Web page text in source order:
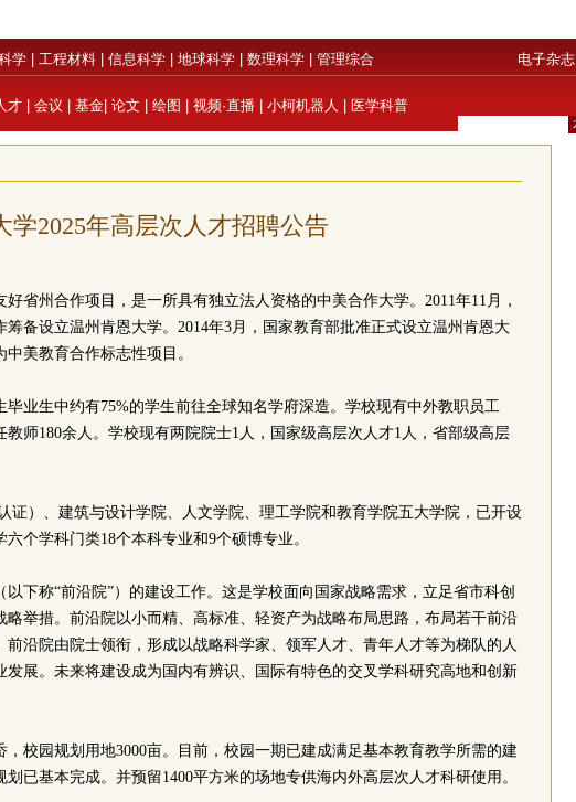
学 工程材料 信息科学 地球科学 数理科学 管理综合 电子杂志
才 会议 基金 论文 绘图 视频·直播 小柯机器人 医学科普
学2025年高层次人才招聘公告
省州合作项目，是一所具有独立法人资格的中美合作大学。2011年11月，
备设立温州肯恩大学。2014年3月，国家教育部批准正式设立温州肯恩大
美教育合作标志性项目。
毕业生中约有75%的学生前往全球知名学府深造。学校现有中外教职员工
师180余人。学校现有两院院士1人，国家级高层次人才1人，省部级高层
证）、建筑与设计学院、人文学院、理工学院和教育学院五大学院，已开设
个学科门类18个本科专业和9个硕博专业。
下称“前沿院”）的建设工作。这是学校面向国家战略需求，立足省市科创
举措。前沿院以小而精、高标准、轻资产为战略布局思路，布局若干前沿
沿院由院士领衔，形成以战略科学家、领军人才、青年人才等为梯队的人
展。未来将建设成为国内有辨识、国际有特色的交叉学科研究高地和创新
校园规划用地3000亩。目前，校园一期已建成满足基本教育教学所需的建
已基本完成。并预留1400平方米的场地专供海内外高层次人才科研使用。